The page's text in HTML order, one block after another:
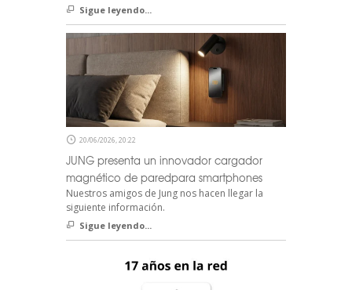
Sigue leyendo...
20/06/2026, 20:22
JUNG presenta un innovador cargador
magnético de paredpara smartphones
Nuestros amigos de Jung nos hacen llegar la
siguiente información.
Sigue leyendo...